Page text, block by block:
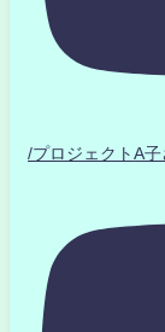
/プロジェクトA